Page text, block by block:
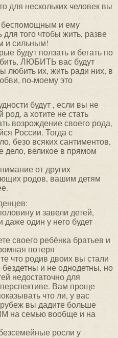
для нескольких человек вы
беспомощным и ему
того чтобы жить, разве
и сильным!
будут ползать и бегать по
ЛЮБИТЬ вас будут
любить их, жить ради них, в
по-моему это
будут , если вы не
а хотите не стать
возрождение своего рода,
России. Тогда с
безо всяких сантиментов,
дело, великое в прямом
от других
родов, вашим детям
и завели детей,
даже один у него будет
своего ребёнка братьев и
потеря
что родив двоих вы стали
и не однодетны, но
недостаточно для
Вам проще
что ли, у вас
вы дадите больше
на семью вообще и на
росли у